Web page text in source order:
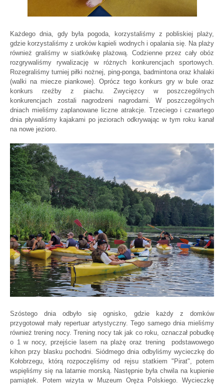
Każdego dnia, gdy była pogoda, korzystaliśmy z pobliskiej plaży,
gdzie korzystaliśmy z uroków kąpieli wodnych i opalania się. Na plaży
również graliśmy w siatkówkę plażową. Codzienne przez cały obóz
rozgrywaliśmy rywalizację w różnych konkurencjach sportowych.
Rozegraliśmy turniej piłki nożnej, ping-ponga, badmintona oraz khalaki
(walki na miecze piankowe). Oprócz tego konkurs gry w bule oraz
konkurs rzeźby z piachu. Zwycięzcy w poszczególnych
konkurencjach zostali nagrodzeni nagrodami. W poszczególnych
dniach mieliśmy zaplanowane liczne atrakcje. Trzeciego i czwartego
dnia pływaliśmy kajakami po jeziorach odkrywając w tym roku kanał
na nowe jezioro.
Szóstego dnia odbyło się ognisko, gdzie każdy z domków
przygotował mały repertuar artystyczny. Tego samego dnia mieliśmy
również trening nocy. Trening nocy tak jak co roku, oznaczał pobudkę
o 1 w nocy, przejście lasem na plażę oraz trening podstawowego
kihon przy blasku pochodni. Siódmego dnia odbyliśmy wycieczkę do
Kołobrzegu, którą rozpoczęliśmy od rejsu statkiem "Pirat", potem
wspięliśmy się na latarnie morską. Następnie była chwila na kupienie
pamiątek. Potem wizyta w Muzeum Oręża Polskiego. Wycieczkę